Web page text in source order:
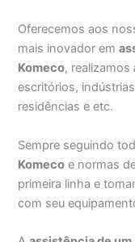
Oferecemos aos
mais inovador em
Komeco, realizamos
escritórios,
residências e etc.
Sempre seguindo
Komeco e normas
primeira linha e
com seu